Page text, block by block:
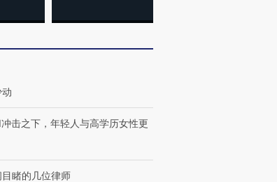
冲击之下，年轻人与高学历女性更
睹的几位律师